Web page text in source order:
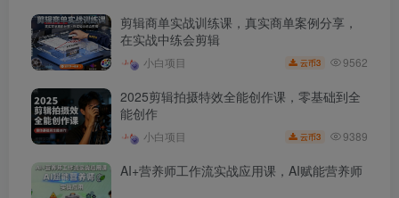
剪辑商单实战训练课，真实商单案例分享，
在实战中练会剪辑
小白项目 云币3 9562
2025剪辑拍摄特效全能创作课，零基础到全
能创作
小白项目 云币3 9389
AI+营养师工作流实战应用课，AI赋能营养师